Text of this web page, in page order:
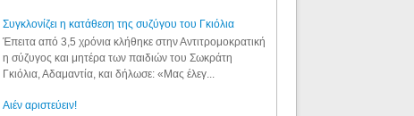
Συγκλονίζει η κατάθεση της συζύγου του Γκιόλια
Έπειτα από 3,5 χρόνια κλήθηκε στην Αντιτρομοκρατική
η σύζυγος και μητέρα των παιδιών του Σωκράτη
Γκιόλια, Αδαμαντία, και δήλωσε: «Μας έλεγ...
Aιέν αριστεύειν!